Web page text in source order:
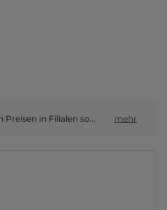
Online-Preise können von den Preisen in Filialen sowie Shop-in-Shop-Flächen abweichen. mehr